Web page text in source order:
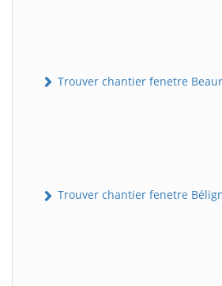
Trouver chantier fenetre
Trouver chantier fenetre